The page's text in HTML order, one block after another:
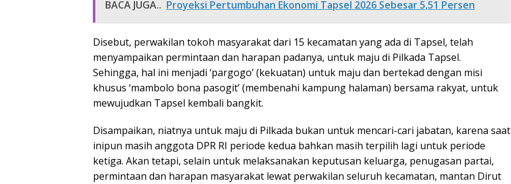
BACA JUGA.. Proyeksi Pertumbuhan Ekonomi Tapsel 2026 Sebesar 5,51 Persen
Disebut, perwakilan tokoh masyarakat dari 15 kecamatan yang ada di Tapsel, telah
menyampaikan permintaan dan harapan padanya, untuk maju di Pilkada Tapsel.
Sehingga, hal ini menjadi ‘pargogo’ (kekuatan) untuk maju dan bertekad dengan misi
khusus ‘mambolo bona pasogit’ (membenahi kampung halaman) bersama rakyat, untuk
mewujudkan Tapsel kembali bangkit.
Disampaikan, niatnya untuk maju di Pilkada bukan untuk mencari-cari jabatan, karena saat
inipun masih anggota DPR RI periode kedua bahkan masih terpilih lagi untuk periode
ketiga. Akan tetapi, selain untuk melaksanakan keputusan keluarga, penugasan partai,
permintaan dan harapan masyarakat lewat perwakilan seluruh kecamatan, mantan Dirut